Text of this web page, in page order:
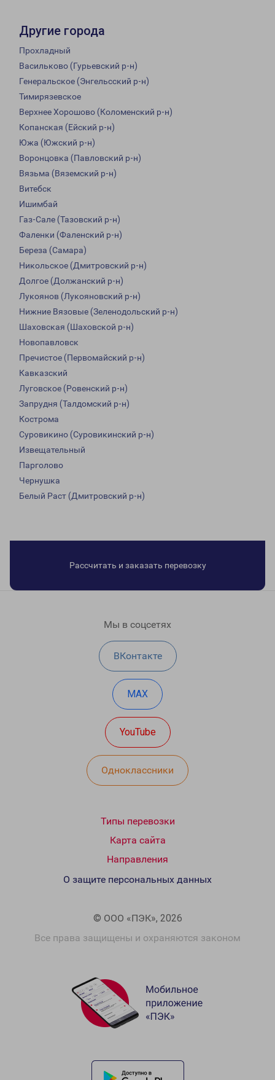
Другие города
Прохладный
Васильково (Гурьевский р-н)
Генеральское (Энгельсский р-н)
Тимирязевское
Верхнее Хорошово (Коломенский р-н)
Копанская (Ейский р-н)
Южа (Южский р-н)
Воронцовка (Павловский р-н)
Вязьма (Вяземский р-н)
Витебск
Ишимбай
Газ-Сале (Тазовский р-н)
Фаленки (Фаленский р-н)
Береза (Самара)
Никольское (Дмитровский р-н)
Долгое (Должанский р-н)
Лукоянов (Лукояновский р-н)
Нижние Вязовые (Зеленодольский р-н)
Шаховская (Шаховской р-н)
Новопавловск
Пречистое (Первомайский р-н)
Кавказский
Луговское (Ровенский р-н)
Запрудня (Талдомский р-н)
Кострома
Суровикино (Суровикинский р-н)
Извещательный
Парголово
Чернушка
Белый Раст (Дмитровский р-н)
Рассчитать и заказать перевозку
Мы в соцсетях
ВКонтакте
MAX
YouTube
Одноклассники
Типы перевозки
Карта сайта
Направления
© ООО «ПЭК», 2026
Все права защищены и охраняются законом
О защите персональных данных